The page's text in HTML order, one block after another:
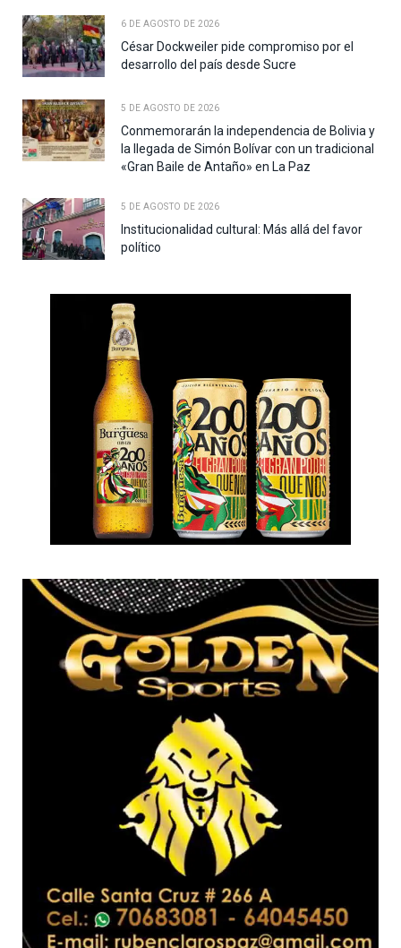
6 DE AGOSTO DE 2026
César Dockweiler pide compromiso por el
desarrollo del país desde Sucre
5 DE AGOSTO DE 2026
Conmemorarán la independencia de Bolivia y
la llegada de Simón Bolívar con un tradicional
«Gran Baile de Antaño» en La Paz
5 DE AGOSTO DE 2026
Institucionalidad cultural: Más allá del favor
político